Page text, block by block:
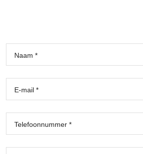
Naam *
E-mail *
Telefoonnummer *